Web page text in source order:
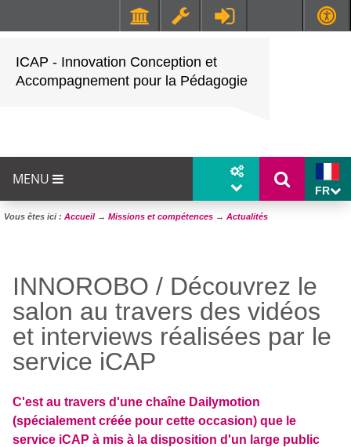
ICAP - Innovation Conception et
Accompagnement pour la Pédagogie
MENU
FR
Vous êtes ici : Accueil→ Missions et compétences → Actualités
INNOROBO / Découvrez le
salon au travers des vidéos
et interviews réalisées par le
service iCAP
C'est au travers d'une chaîne Dailymotion
(spécialement créée pour cette occasion) que le
service iCAP à mis à la disposition d'un large public